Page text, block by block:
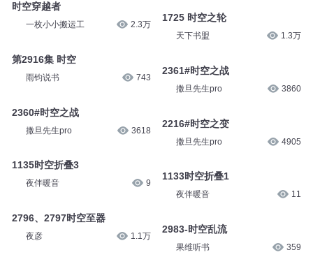
时空穿越者
一枚小小搬运工 2.3万
第2916集 时空
雨钧说书 743
2360#时空之战
撒旦先生pro 3618
1135时空折叠3
夜伴暖音 9
2796、2797时空至器
夜彦 1.1万
1725 时空之轮
天下书盟 1.3万
2361#时空之战
撒旦先生pro 3860
2216#时空之变
撒旦先生pro 4905
1133时空折叠1
夜伴暖音 11
2983-时空乱流
果维听书 359